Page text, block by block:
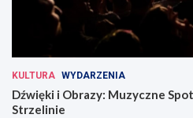
KULTURA WYDARZENIA
Dźwięki i Obrazy: Muzyczne
Strzelinie